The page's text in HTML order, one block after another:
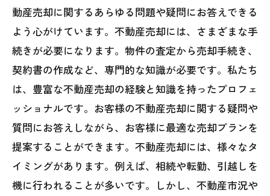
動産売却に関するあらゆる問題や疑問にお答えできる
よう心がけています。不動産売却には、さまざまな手
続きが必要になります。物件の査定から売却手続き、
契約書の作成など、専門的な知識が必要です。私たち
は、豊富な不動産売却の経験と知識を持ったプロフェ
ッショナルです。お客様の不動産売却に関する疑問や
質問にお答えしながら、お客様に最適な売却プランを
提案することができます。不動産売却には、様々なタ
イミングがあります。例えば、相続や転勤、引越しを
機に行われることが多いです。しかし、不動産市況や